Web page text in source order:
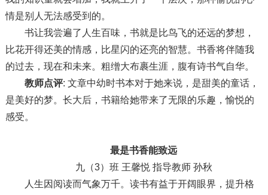
情是别人无法感受到的。
书让我尝遍了人生百味，书就是比鸟飞的还远的梦想，
比花开得还美的情感，比星闪的还亮的智慧。书香将伴随我
的过去，现在和未来。粗缯大布裹生涯，腹有诗书气自华。
教师点评: 文章中幼时书本对于她来说，是甜美的童话，
是美好的梦。长大后，书籍给她带来了无限的乐趣，愉悦的
感受。
最是书香能致远
九（3）班 王馨悦 指导教师 孙秋
人生因阅读而气象万千。读书有益于开阔眼界，提升格